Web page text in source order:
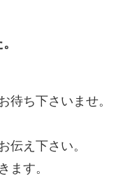
待ち下さいませ。
伝え下さい。
ます。